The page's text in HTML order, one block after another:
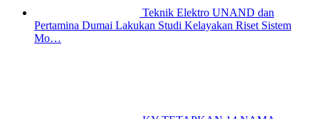
Teknik Elektro UNAND dan
Pertamina Dumai Lakukan Studi Kelayakan Riset Sistem
Mo…